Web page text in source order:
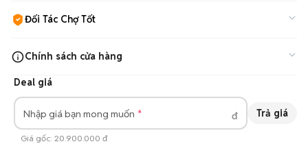
Đối Tác Chợ Tốt
trả. Tìm hiểu thêm
Chính sách cửa hàng
Bảo hành 8 tháng phần cứng
Đổi trả hàng 1 đổi 1 trong 7 ngày
Trả góp tín dụng 0%, CCCD, BLX
Deal giá
Nhập giá bạn mong muốn đ Trả giá
Giá gốc: 20.900.000 đ